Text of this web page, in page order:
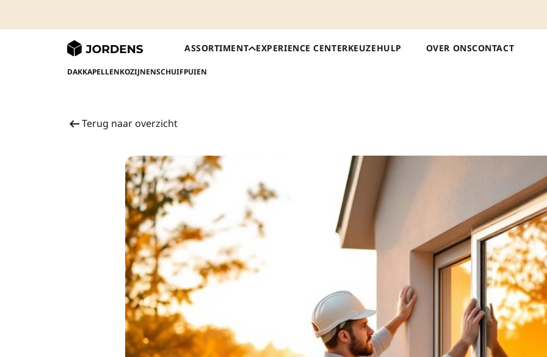
ASSORTIMENT EXPERIENCE CENTERKEUZEHULP OVER ONSCONTACT
DAKKAPELLENKOZIJNENSCHUIFPUIEN
Terug naar overzicht